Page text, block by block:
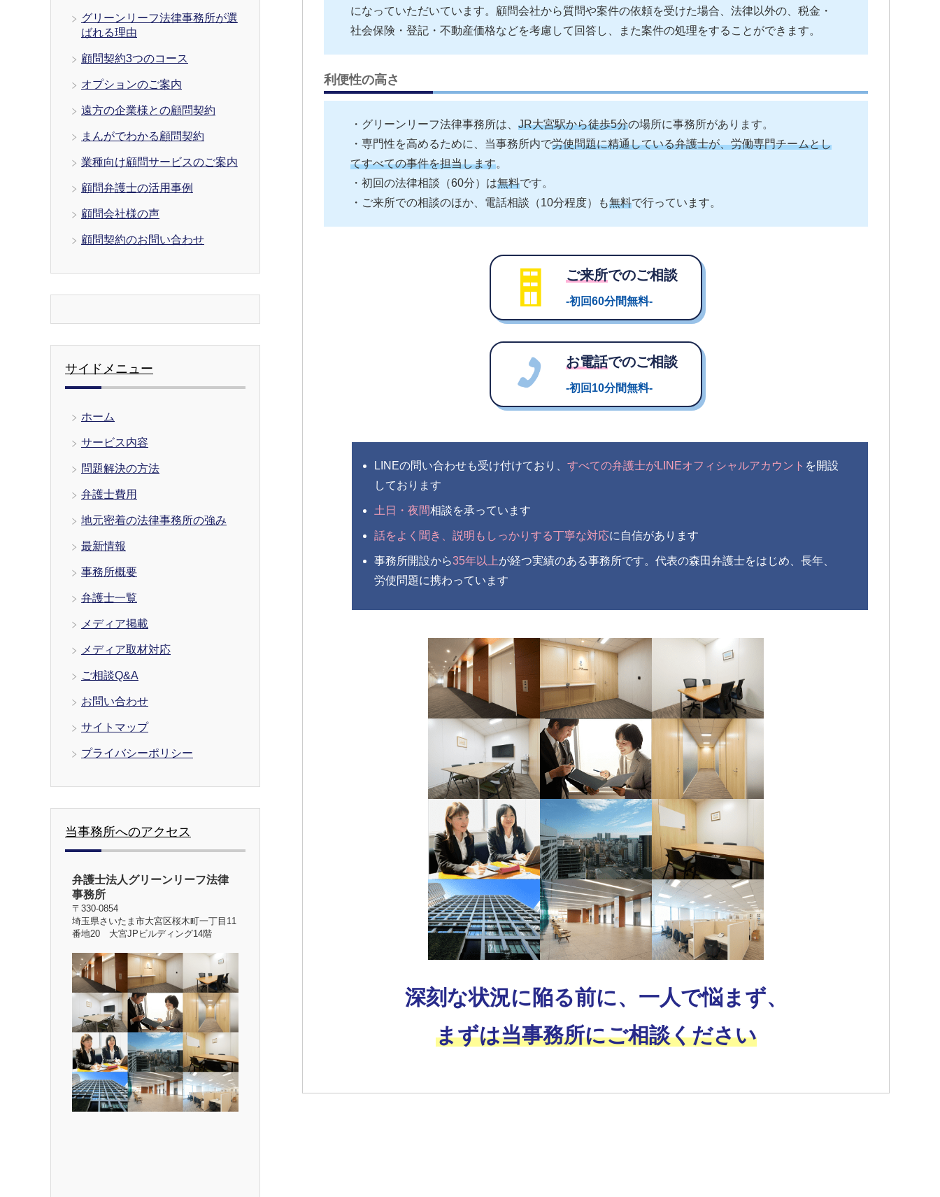
になっていただいています。顧問会社から質問や案件の依頼を受けた場合、法律以外の、税金・
社会保険・登記・不動産価格などを考慮して回答し、また案件の処理をすることができます。
利便性の高さ
・グリーンリーフ法律事務所は、 JR大宮駅から徒歩5分の場所に事務所があります。
・専門性を高めるために、当事務所内で労使問題に精通している弁護士が、労働専門チームとし
てすべての事件を担当します。
・初回の法律相談（60分）は無料です。
・ご来所での相談のほか、電話相談（10分程度）も無料で行っています。
ご来所でのご相談
-初回60分間無料-
お電話でのご相談
-初回10分間無料-
LINEの問い合わせも受け付けており、 すべての弁護士がLINEオフィシャルアカウント を開設
しております
土日・夜間相談を承っています
話をよく聞き、説明もしっかりする丁寧な対応に自信があります
事務所開設から35年以上が経つ実績のある事務所です。代表の森田弁護士をはじめ、長年、
労使問題に携わっています
深刻な状況に陥る前に、一人で悩まず、
まずは当事務所にご相談ください
グリーンリーフ法律事務所が選
ばれる理由
顧問契約3つのコース
オプションのご案内
遠方の企業様との顧問契約
まんがでわかる顧問契約
業種向け顧問サービスのご案内
顧問弁護士の活用事例
顧問会社様の声
顧問契約のお問い合わせ
サイドメニュー
ホーム
サービス内容
問題解決の方法
弁護士費用
地元密着の法律事務所の強み
最新情報
事務所概要
弁護士一覧
メディア掲載
メディア取材対応
ご相談Q&A
お問い合わせ
サイトマップ
プライバシーポリシー
当事務所へのアクセス
弁護士法人グリーンリーフ法律
事務所
〒330-0854
埼玉県さいたま市大宮区桜木町一丁目11
番地20 大宮JPビルディング14階